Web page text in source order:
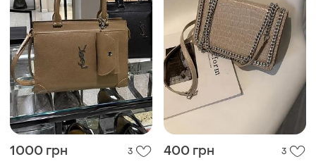
1000 грн 3 400 грн 3